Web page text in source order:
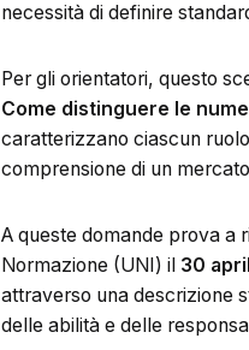
necessità di definire
Per gli orientatori, questo
Come distinguere le
caratterizzano ciascun
comprensione di un
A queste domande prova a
Normazione (UNI) il 30
attraverso una descrizione
delle abilità e delle